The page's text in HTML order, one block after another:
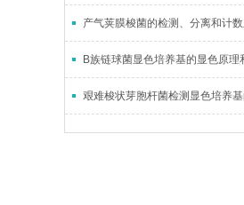
B族链球菌显色培养基的显色原理